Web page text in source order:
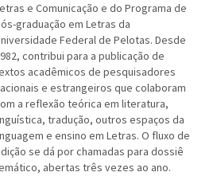
e Comunicação e do Programa de
graduação em Letras da
Federal de Pelotas. Desde
contribui para a publicação de
acadêmicos de pesquisadores
e estrangeiros que colaboram
a reflexão teórica em literatura,
tradução, outros espaços da
e ensino em Letras. O fluxo de
se dá por chamadas para dossiê
abertas três vezes ao ano.